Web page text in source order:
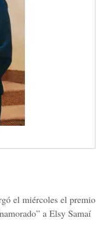
el miércoles el premio
a Elsy Samaí